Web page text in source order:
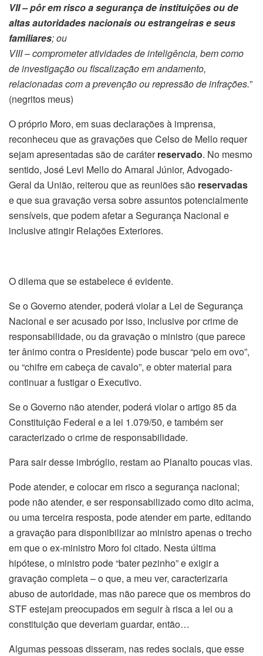
VII – pôr em risco a segurança de instituições ou de
altas autoridades nacionais ou estrangeiras e seus
familiares; ou
VIII – comprometer atividades de inteligência, bem como
de investigação ou fiscalização em andamento,
relacionadas com a prevenção ou repressão de infrações.”
(negritos meus)
O próprio Moro, em suas declarações à imprensa,
reconheceu que as gravações que Celso de Mello requer
sejam apresentadas são de caráterreservado. No mesmo
sentido, José Levi Mello do Amaral Júnior, Advogado-
Geral da União, reiterou que as reuniões são reservadas
e que sua gravação versa sobre assuntos potencialmente
sensíveis, que podem afetar a Segurança Nacional e
inclusive atingir Relações Exteriores.
O dilema que se estabelece é evidente.
Se o Governo atender, poderá violar a Lei de Segurança
Nacional e ser acusado por isso, inclusive por crime de
responsabilidade, ou da gravação o ministro (que parece
ter ânimo contra o Presidente) pode buscar “pelo em ovo”,
ou “chifre em cabeça de cavalo”, e obter material para
continuar a fustigar o Executivo.
Se o Governo não atender, poderá violar o artigo 85 da
Constituição Federal e a lei 1.079/50, e também ser
caracterizado o crime de responsabilidade.
Para sair desse imbróglio, restam ao Planalto poucas vias.
Pode atender, e colocar em risco a segurança nacional;
pode não atender, e ser responsabilizado como dito acima,
ou uma terceira resposta, pode atender em parte, editando
a gravação para disponibilizar ao ministro apenas o trecho
em que o ex-ministro Moro foi citado. Nesta última
hipótese, o ministro pode “bater pezinho” e exigir a
gravação completa – o que, a meu ver, caracterizaria
abuso de autoridade, mas não parece que os membros do
STF estejam preocupados em seguir à risca a lei ou a
constituição que deveriam guardar, então…
Algumas pessoas disseram, nas redes sociais, que esse